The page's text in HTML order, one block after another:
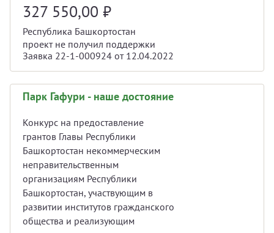
327 550,00 ₽
Республика Башкортостан
проект не получил поддержки
Заявка 22-1-000924 от 12.04.2022
Парк Гафури - наше достояние
Конкурс на предоставление
грантов Главы Республики
Башкортостан некоммерческим
неправительственным
организациям Республики
Башкортостан, участвующим в
развитии институтов гражданского
общества и реализующим